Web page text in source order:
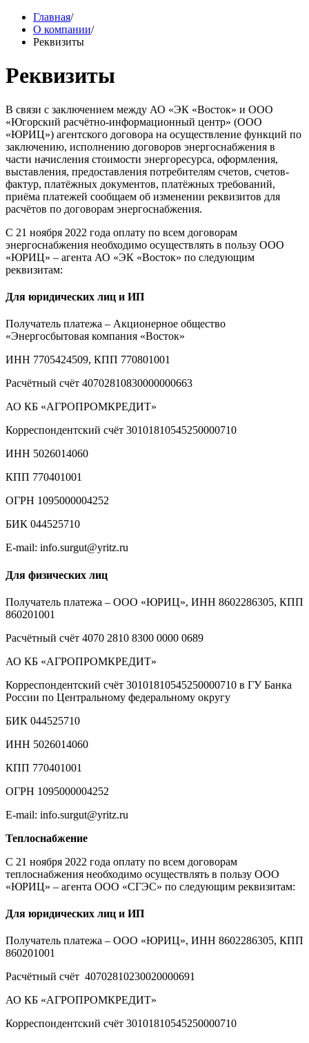
Главная/
О компании/
Реквизиты
Реквизиты
В связи с заключением между АО «ЭК «Восток» и ООО
«Югорский расчётно-информационный центр» (ООО
«ЮРИЦ») агентского договора на осуществление функций по
заключению, исполнению договоров энергоснабжения в
части начисления стоимости энергоресурса, оформления,
выставления, предоставления потребителям счетов, счетов-
фактур, платёжных документов, платёжных требований,
приёма платежей сообщаем об изменении реквизитов для
расчётов по договорам энергоснабжения.
С 21 ноября 2022 года оплату по всем договорам
энергоснабжения необходимо осуществлять в пользу ООО
«ЮРИЦ» – агента АО «ЭК «Восток» по следующим
реквизитам:
Для юридических лиц и ИП
Получатель платежа – Акционерное общество
«Энергосбытовая компания «Восток»
ИНН 7705424509, КПП 770801001
Расчётный счёт 40702810830000000663
АО КБ «АГРОПРОМКРЕДИТ»
Корреспондентский счёт 30101810545250000710
ИНН 5026014060
КПП 770401001
ОГРН 1095000004252
БИК 044525710
E-mail: info.surgut@yritz.ru
Для физических лиц
Получатель платежа – ООО «ЮРИЦ», ИНН 8602286305, КПП
860201001
Расчётный счёт 4070 2810 8300 0000 0689
АО КБ «АГРОПРОМКРЕДИТ»
Корреспондентский счёт 30101810545250000710 в ГУ Банка
России по Центральному федеральному округу
БИК 044525710
ИНН 5026014060
КПП 770401001
ОГРН 1095000004252
E-mail: info.surgut@yritz.ru
Теплоснабжение
С 21 ноября 2022 года оплату по всем договорам
теплоснабжения необходимо осуществлять в пользу ООО
«ЮРИЦ» – агента ООО «СГЭС» по следующим реквизитам:
Для юридических лиц и ИП
Получатель платежа – ООО «ЮРИЦ», ИНН 8602286305, КПП
860201001
Расчётный счёт 40702810230020000691
АО КБ «АГРОПРОМКРЕДИТ»
Корреспондентский счёт 30101810545250000710